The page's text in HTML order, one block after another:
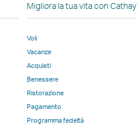
Migliora la tua vita con Cathay
Voli
Vacanze
Acquisti
Benessere
Ristorazione
Pagamento
Programma fedeltà